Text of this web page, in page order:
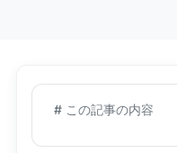
# この記事の内容